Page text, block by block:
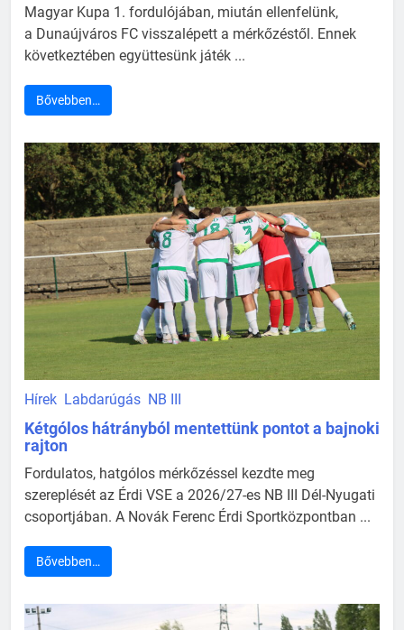
Magyar Kupa 1. fordulójában, miután ellenfelünk,
a Dunaújváros FC visszalépett a mérkőzéstől. Ennek
következtében együttesünk játék ...
Bővebben…
Hírek Labdarúgás NB III
Kétgólos hátrányból mentettünk pontot a bajnoki
rajton
Fordulatos, hatgólos mérkőzéssel kezdte meg
szereplését az Érdi VSE a 2026/27-es NB III Dél-Nyugati
csoportjában. A Novák Ferenc Érdi Sportközpontban ...
Bővebben…